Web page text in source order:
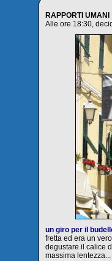
RAPPORTI UMANI
Alle ore 18:30,
un giro per il
fretta ed era un
degustare il calice
massima